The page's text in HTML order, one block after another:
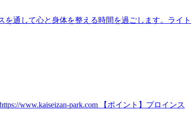
通して心と身体を整える時間を過ごします。ライト
www.kaiseizan-park.com 【ポイント】プロインス